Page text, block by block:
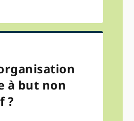
à but non
?